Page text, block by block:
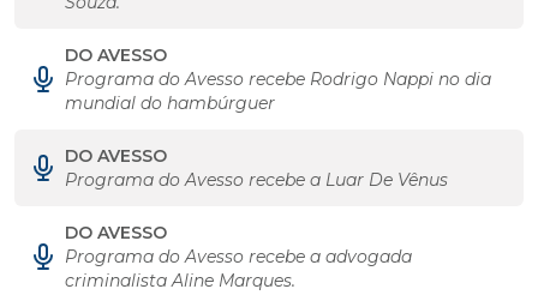
DO AVESSO
Programa do Avesso recebe Rodrigo Nappi no dia
mundial do hambúrguer
DO AVESSO
Programa do Avesso recebe a Luar De Vênus
DO AVESSO
Programa do Avesso recebe a advogada
criminalista Aline Marques.